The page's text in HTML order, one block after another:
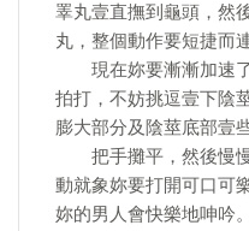
睪丸壹直撫到龜頭，然
丸，整個動作要短捷而
現在妳要漸漸加速了
拍打，不妨挑逗壹下陰
膨大部分及陰莖底部壹
把手攤平，然後慢慢
動就象妳要打開可口可
妳的男人會快樂地呻吟